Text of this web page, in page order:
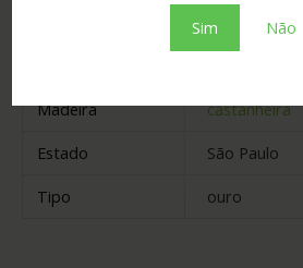
Sim Não
2 anos
Madeira
castanheira
Estado
São Paulo
Tipo
ouro